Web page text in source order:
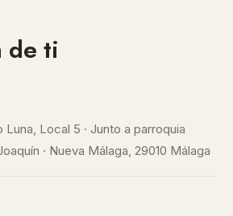
de ti
Local 5 · Junto a parroquia
· Nueva Málaga, 29010 Málaga